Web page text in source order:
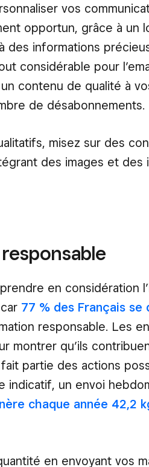
vos
opportun, grâce à un
des informations
considérable pour
contenu de qualité à
de désabonnements.
misez sur des
des images et des
responsable
en considération
77 % des Français se
responsable. Les
montrer qu’ils
partie des actions
indicatif, un envoi
chaque année 42,2
en envoyant vos